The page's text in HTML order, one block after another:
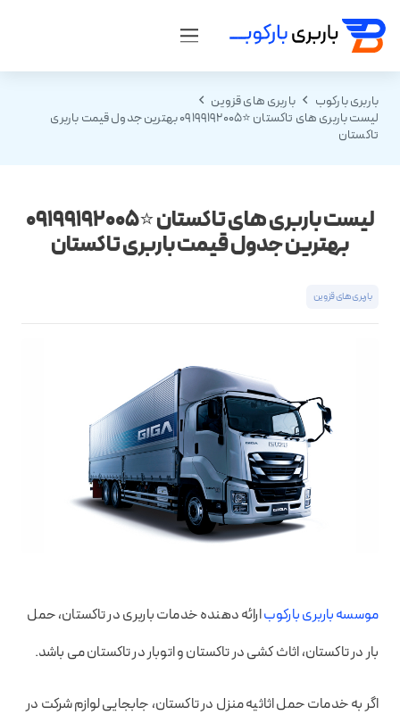
باربری بارکوب
باربری های قزوین
لیست باربری های تاکستان ⭐️09199192005 بهترین جدول قیمت باربری
تاکستان
لیست باربری های تاکستان ⭐️09199192005
بهترین جدول قیمت باربری تاکستان
باربری های قزوین
موسسه باربری بارکوبارائه دهنده خدمات باربری در تاکستان، حمل
بار در تاکستان، اثاث کشی در تاکستان و اتوبار در تاکستان می باشد.
اگر به خدمات حمل اثاثیه منزل در تاکستان، جابجایی لوازم شرکت در